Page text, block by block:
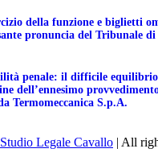
della funzione e biglietti
pronuncia del Tribunale
penale: il difficile
dell’ennesimo
Termomeccanica S.p.A.
Studio Legale Cavallo | All